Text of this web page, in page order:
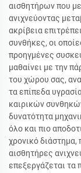
αισθητήρων που
ανιχνεύοντας
ακρίβεια
συνθήκες, οι
προηγμένες
μαθαίνει με την
του χώρου σας,
τα επίπεδα
καιρικών
δυνατότητα
όλο και πιο
χρονικό διάστημα,
αισθητήρες
επεξεργάζεται τα